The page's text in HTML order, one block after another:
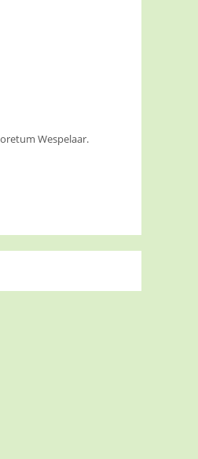
Wespelaar.